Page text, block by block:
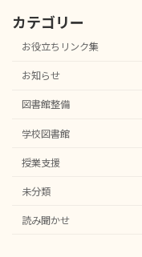
カテゴリー
お役立ちリンク集
お知らせ
図書館整備
学校図書館
授業支援
未分類
読み聞かせ